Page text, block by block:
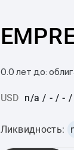
0.0 лет до:
USD n/a / - / - /
Ликвидность: